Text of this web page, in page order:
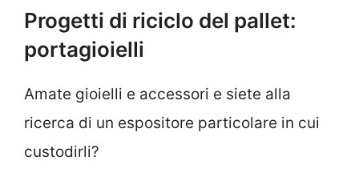
Progetti di riciclo del pallet:
portagioielli
Amate gioielli e accessori e siete alla
ricerca di un espositore particolare in cui
custodirli?